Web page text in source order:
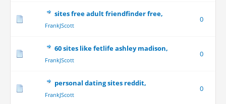
sites free adult friendfinder free,
FrankJScott
0
60 sites like fetlife ashley madison,
FrankJScott
0
personal dating sites reddit,
FrankJScott
0